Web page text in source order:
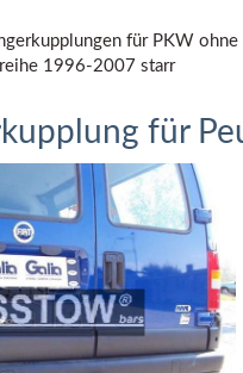
für PKW ohne
1996-2007 starr
für